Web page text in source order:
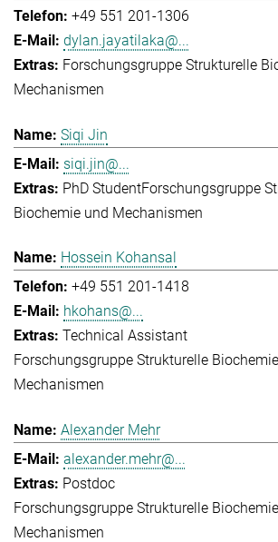
+49 551 201-1306
dylan.jayatilaka@...
Forschungsgruppe Strukturelle
Mechanismen
Siqi Jin
siqi.jin@...
PhD StudentForschungsgruppe
Biochemie und Mechanismen
Hossein Kohansal
+49 551 201-1418
hkohans@...
Technical Assistant
Forschungsgruppe Strukturelle
Mechanismen
Alexander Mehr
alexander.mehr@...
Postdoc
Forschungsgruppe Strukturelle
Mechanismen